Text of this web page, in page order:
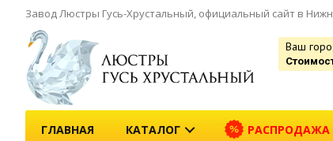
Завод Люстры Гусь-Хрустальный, официальный сайт в
Ваш
ГЛАВНАЯ КАТАЛОГ РАСПРОДАЖА